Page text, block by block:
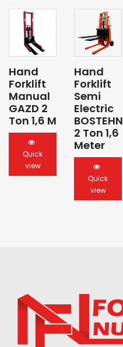
Hand
Forklift
Manual
GAZD 2
Ton 1,6 M
Quick
view
Hand
Forklift
Semi
Electric
BOSTEHN
2 Ton 1,6
Meter
Quick
view